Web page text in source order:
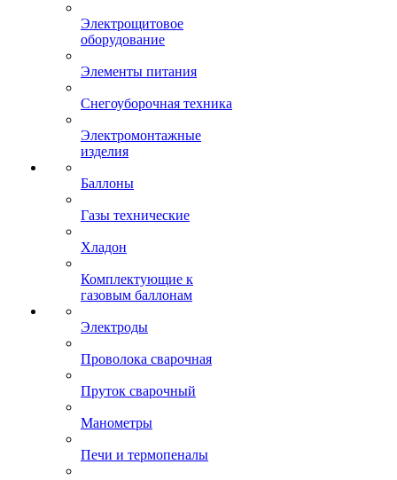
Электрощитовое
оборудование
Элементы питания
Снегоуборочная техника
Электромонтажные
изделия
Баллоны
Газы технические
Хладон
Комплектующие к
газовым баллонам
Электроды
Проволока сварочная
Пруток сварочный
Манометры
Печи и термопеналы